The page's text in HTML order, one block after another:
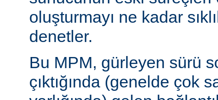
oluşturmayı ne kadar
denetler.
Bu MPM, gürleyen sürü
çıktığında (genelde çok